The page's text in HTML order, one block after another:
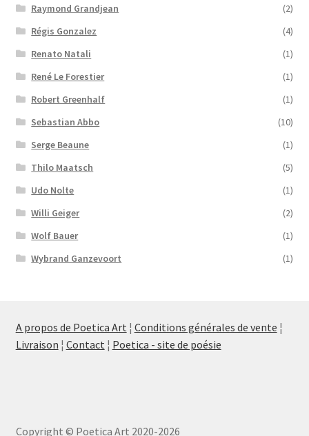
Raymond Grandjean
(2)
Régis Gonzalez
(4)
Renato Natali
(1)
René Le Forestier
(1)
Robert Greenhalf
(1)
Sebastian Abbo
(10)
Serge Beaune
(1)
Thilo Maatsch
(5)
Udo Nolte
(1)
Willi Geiger
(2)
Wolf Bauer
(1)
Wybrand Ganzevoort
(1)
A propos de Poetica Art ¦ Conditions générales de vente ¦
Livraison ¦ Contact ¦ Poetica - site de poésie
Copyright © Poetica Art 2020-2026